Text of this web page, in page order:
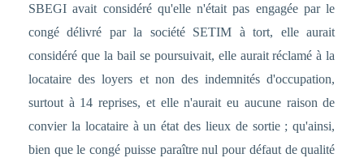
SBEGI avait considéré qu'elle n'était pas engagée par le
congé délivré par la société SETIM à tort, elle aurait
considéré que la bail se poursuivait, elle aurait réclamé à la
locataire des loyers et non des indemnités d'occupation,
surtout à 14 reprises, et elle n'aurait eu aucune raison de
convier la locataire à un état des lieux de sortie ; qu'ainsi,
bien que le congé puisse paraître nul pour défaut de qualité